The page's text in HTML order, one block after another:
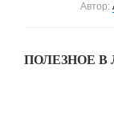
Автор:
ПОЛЕЗНОЕ В